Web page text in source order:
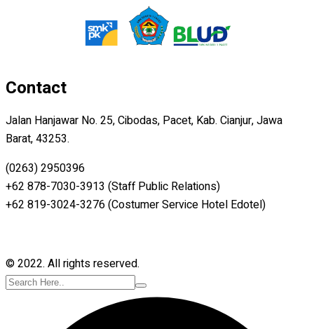
Contact
Jalan Hanjawar No. 25, Cibodas, Pacet, Kab. Cianjur, Jawa
Barat, 43253.
(0263) 2950396
+62 878-7030-3913 (Staff Public Relations)
+62 819-3024-3276 (Costumer Service Hotel Edotel)
© 2022. All rights reserved.